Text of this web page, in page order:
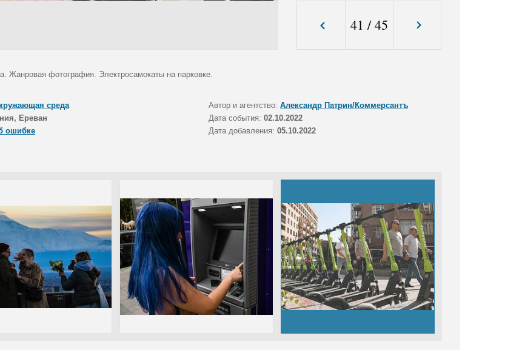
41 /45
Жанровая фотография. Электросамокаты на парковке.
среда Автор и агентство: Александр Патрин/Коммерсантъ
Ереван Дата события: 02.10.2022
ошибке
Дата добавления: 05.10.2022